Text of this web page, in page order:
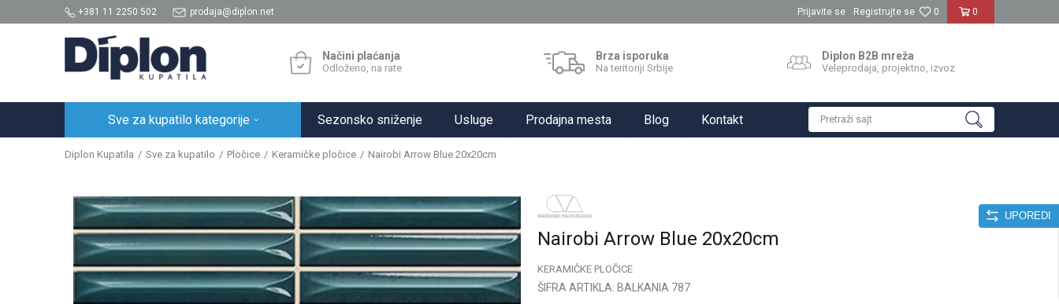
+381 11 2250 502 prodaja@diplon.net 0
0
Prijavite se Registrujte se
Načini plaćanja
Odloženo, na rate
Brza isporuka
Na teritoriji Srbije
Diplon B2B mreža
Veleprodaja, projektno, izvoz
Sve za kupatilo kategorije Sezonsko sniženje Usluge Prodajna mesta Blog Kontakt Pretraži sajt
UPOREDI
Diplon Kupatila Sve za kupatilo Pločice Keramičke pločice Nairobi Arrow Blue 20x20cm
Nairobi Arrow Blue 20x20cm
KERAMIČKE PLOČICE
ŠIFRA ARTIKLA: BALKANIA 787